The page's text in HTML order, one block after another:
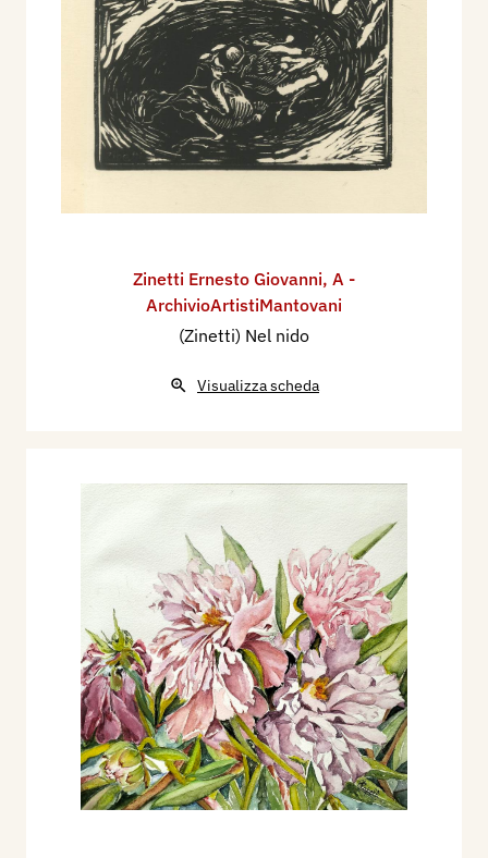
Zinetti Ernesto Giovanni, A -
ArchivioArtistiMantovani
(Zinetti) Nel nido
Visualizza scheda